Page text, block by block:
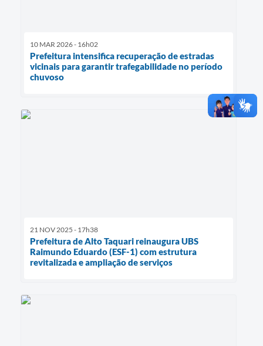
10 MAR 2026 - 16h02
Prefeitura intensifica recuperação de estradas
vicinais para garantir trafegabilidade no período
chuvoso
21 NOV 2025 - 17h38
Prefeitura de Alto Taquari reinaugura UBS
Raimundo Eduardo (ESF-1) com estrutura
revitalizada e ampliação de serviços